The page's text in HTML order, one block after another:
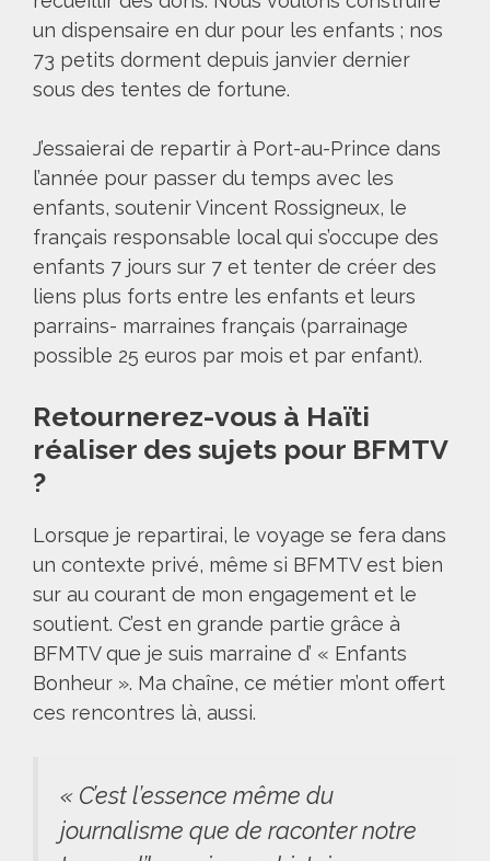
un dispensaire en dur pour les enfants ; nos
73 petits dorment depuis janvier dernier
sous des tentes de fortune.
J’essaierai de repartir à Port-au-Prince dans
l’année pour passer du temps avec les
enfants, soutenir Vincent Rossigneux, le
français responsable local qui s’occupe des
enfants 7 jours sur 7 et tenter de créer des
liens plus forts entre les enfants et leurs
parrains- marraines français (parrainage
possible 25 euros par mois et par enfant).
Retournerez-vous à Haïti
réaliser des sujets pour BFMTV
?
Lorsque je repartirai, le voyage se fera dans
un contexte privé, même si BFMTV est bien
sur au courant de mon engagement et le
soutient. C’est en grande partie grâce à
BFMTV que je suis marraine d’ « Enfants
Bonheur ». Ma chaîne, ce métier m’ont offert
ces rencontres là, aussi.
« C’est l’essence même du
journalisme que de raconter notre